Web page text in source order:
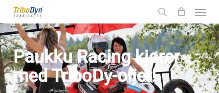
main
content
search
Menu
Paukku Racing kjører
med TriboDy-oljer!